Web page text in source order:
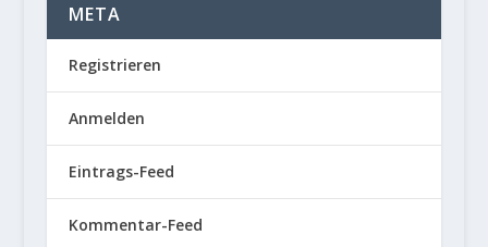
META
Registrieren
Anmelden
Eintrags-Feed
Kommentar-Feed